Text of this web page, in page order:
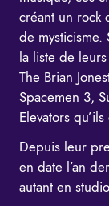
créant un rock
de
la liste de
The Brian
Spacemen 3,
Elevators
Depuis leur
en date l’an
autant en